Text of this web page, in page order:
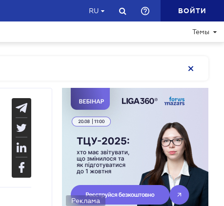
RU ВОЙТИ
Темы
Реклама